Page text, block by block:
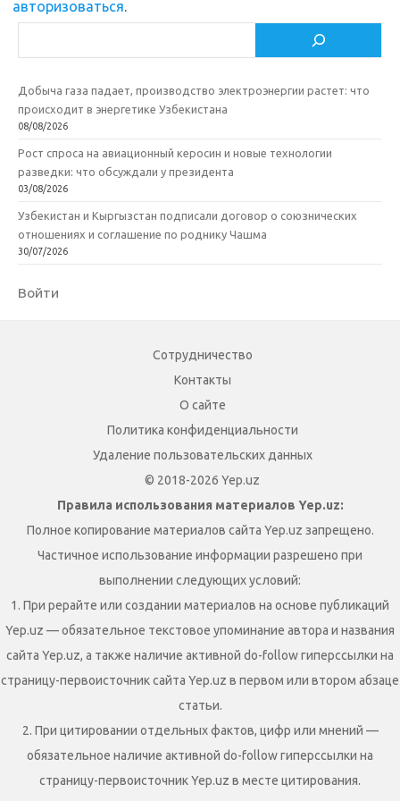
авторизоваться.
Добыча газа падает, производство электроэнергии растет: что
происходит в энергетике Узбекистана
08/08/2026
Рост спроса на авиационный керосин и новые технологии
разведки: что обсуждали у президента
03/08/2026
Узбекистан и Кыргызстан подписали договор о союзнических
отношениях и соглашение по роднику Чашма
30/07/2026
Войти
Сотрудничество
Контакты
О сайте
Политика конфиденциальности
Удаление пользовательских данных
© 2018-2026 Yep.uz
Правила использования материалов Yep.uz:
Полное копирование материалов сайта Yep.uz запрещено.
Частичное использование информации разрешено при
выполнении следующих условий:
1. При рерайте или создании материалов на основе публикаций
Yep.uz — обязательное текстовое упоминание автора и названия
сайта Yep.uz, а также наличие активной do-follow гиперссылки на
страницу-первоисточник сайта Yep.uz в первом или втором абзаце
статьи.
2. При цитировании отдельных фактов, цифр или мнений —
обязательное наличие активной do-follow гиперссылки на
страницу-первоисточник Yep.uz в месте цитирования.